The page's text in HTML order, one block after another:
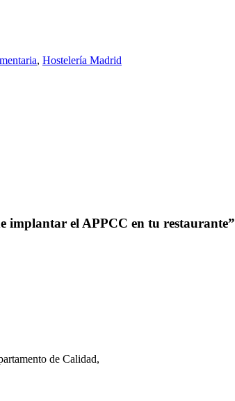
, Hostelería Madrid
implantar el APPCC en tu restaurante”
de Calidad,